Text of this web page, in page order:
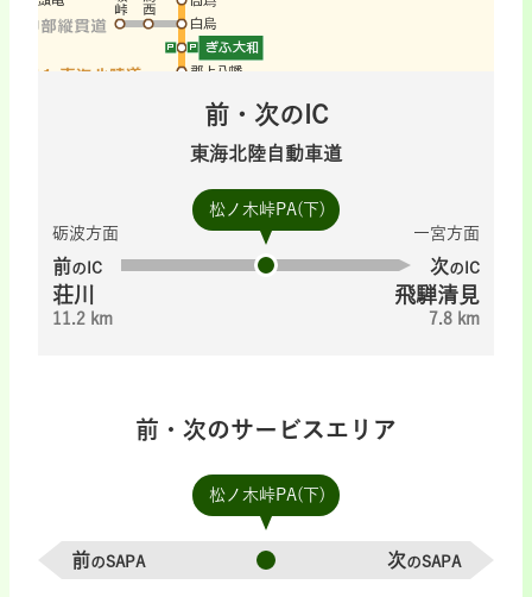
前・次のIC
東海北陸自動車道
松ノ木峠PA(下)
砺波方面
前のIC
荘川
11.2 km
一宮方面
次のIC
飛騨清見
7.8 km
前・次のサービスエリア
松ノ木峠PA(下)
前のSAPA 次のSAPA